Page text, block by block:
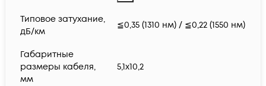
Типовое затухание,
дБ/км
≦0,35 (1310 нм) / ≦0,22 (1550 нм)
Габаритные
размеры кабеля,
мм
5,1х10,2